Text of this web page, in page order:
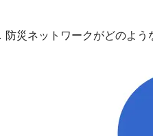
防災ネットワークがどのよ